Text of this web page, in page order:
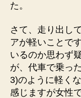
た。
さて、走り出し
アが軽いことで
いるのか思わず
が、代車で乗っ
3)のように軽く
感じますが女性